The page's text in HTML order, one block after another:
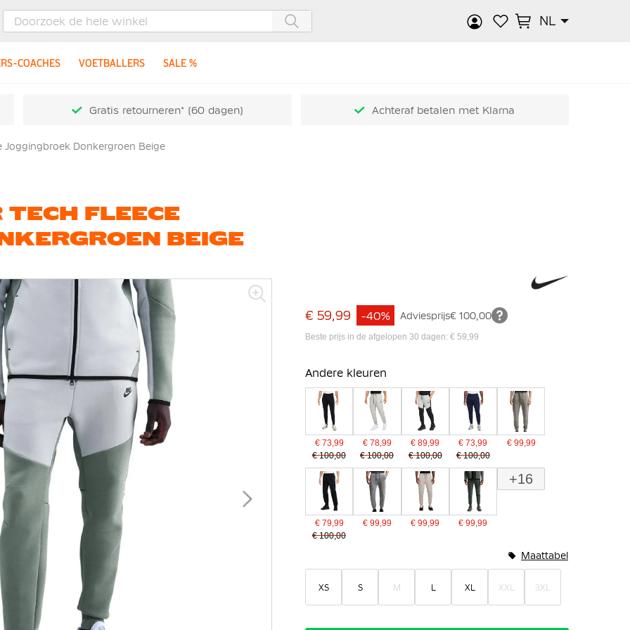
NL
COACHES VOETBALLERS SALE %
Gratis retourneren* (60 dagen) Achteraf betalen met Klarna
Joggingbroek Donkergroen Beige
FLEECE
BEIGE
€ 59,99 Adviesprijs€ 100,00
-40%
Beste prijs in de afgelopen 30 dagen: € 59,99
Andere kleuren
€ 73,99
€ 100,00
€ 78,99
€ 100,00
€ 89,99
€ 100,00
€ 73,99
€ 100,00
€ 99,99
€ 79,99
€ 100,00
€ 99,99 € 99,99 € 99,99
+16
XS S M L XL XXL 3XL
Maattabel